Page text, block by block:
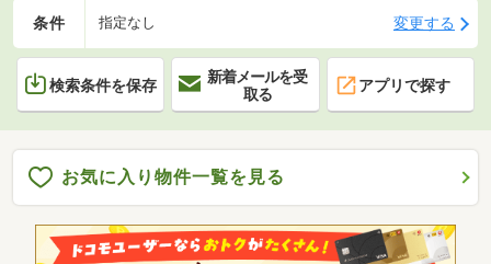
条件 指定なし 変更する
検索条件を保存
新着メールを受
取る
アプリで探す
お気に入り物件一覧を見る